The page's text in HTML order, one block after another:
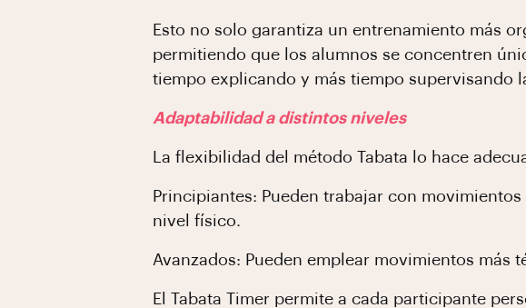
Esto no solo garantiza un entrenamiento más
permitiendo que los alumnos se concentren
tiempo explicando y más tiempo supervisando
Adaptabilidad a distintos niveles
La flexibilidad del método Tabata lo hace
Principiantes: Pueden trabajar con
nivel físico.
Avanzados: Pueden emplear movimientos
El Tabata Timer permite a cada participante